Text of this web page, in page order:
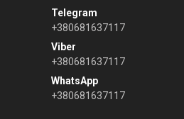
+380681637117
+380681637117
+380681637117